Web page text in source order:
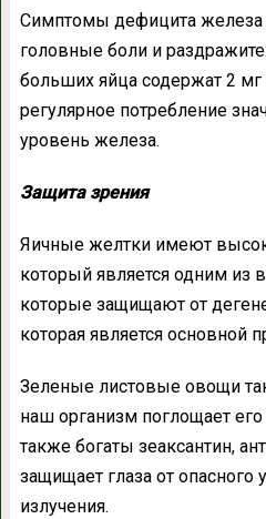
Симптомы дефицита железа
головные боли и
больших яйца содержат 2
регулярное потребление
уровень железа.
Защита зрения
Яичные желтки имеют
который является одним из
которые защищают от
которая является основной
Зеленые листовые овощи
наш организм поглощает
также богаты зеаксантин,
защищает глаза от опасного
излучения.